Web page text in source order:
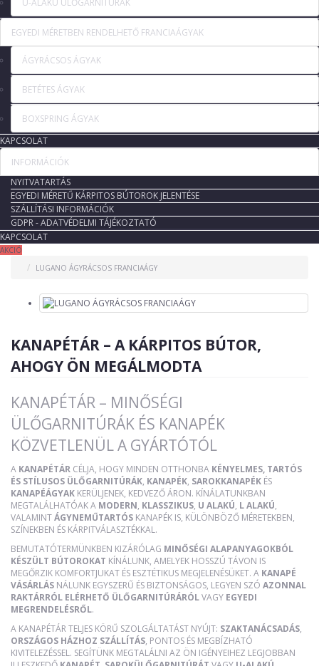
U-ALAKÚ ÜLŐGARNITÚRÁK
EGYEDI MÉRETBEN RENDELHETŐ FRANCIAÁGYAK
ÁGYRÁCSOS ÁGYAK
BETÉTES ÁGYAK
BOXSPRING ÁGYAK
KAPCSOLAT
INFORMÁCIÓK
NYITVATARTÁS
EGYEDI MÉRETŰ KÁRPITOS BÚTOROK JELENTÉSE
SZÁLLÍTÁSI INFORMÁCIÓK
GDPR - ADATVÉDELMI TÁJÉKOZTATÓ
KAPCSOLAT
AKCIÓ
LUGANO ÁGYRÁCSOS FRANCIAÁGY
KANAPÉTÁR – A KÁRPITOS BÚTOR,
AHOGY ÖN MEGÁLMODTA
KANAPÉTÁR – MINŐSÉGI
ÜLŐGARNITÚRÁK ÉS KANAPÉK
KÖZVETLENÜL A GYÁRTÓTÓL
A KANAPÉTÁR CÉLJA, HOGY MINDEN OTTHONBA KÉNYELMES, TARTÓS
ÉS STÍLUSOS ÜLŐGARNITÚRÁK, KANAPÉK, SAROKKANAPÉK ÉS
KANAPÉÁGYAK KERÜLJENEK, KEDVEZŐ ÁRON. KÍNÁLATUNKBAN
MEGTALÁLHATÓAK A MODERN, KLASSZIKUS, U ALAKÚ, L ALAKÚ,
VALAMINTÁGYNEMŰTARTÓS KANAPÉK IS, KÜLÖNBÖZŐ MÉRETEKBEN,
SZÍNEKBEN ÉS KÁRPITVÁLASZTÉKKAL.
BEMUTATÓTERMÜNKBEN KIZÁRÓLAG MINŐSÉGI ALAPANYAGOKBÓL
KÉSZÜLT BÚTOROKAT KÍNÁLUNK, AMELYEK HOSSZÚ TÁVON IS
MEGŐRZIK KOMFORTJUKAT ÉS ESZTÉTIKUS MEGJELENÉSÜKET. A KANAPÉ
VÁSÁRLÁS NÁLUNK EGYSZERŰ ÉS BIZTONSÁGOS, LEGYEN SZÓ AZONNAL
RAKTÁRRÓL ELÉRHETŐ ÜLŐGARNITÚRÁRÓLVAGY EGYEDI
MEGRENDELÉSRŐL.
A KANAPÉTÁR TELJES KÖRŰ SZOLGÁLTATÁST NYÚJT: SZAKTANÁCSADÁS,
ORSZÁGOS HÁZHOZ SZÁLLÍTÁS, PONTOS ÉS MEGBÍZHATÓ
KIVITELEZÉSSEL. SEGÍTÜNK MEGTALÁLNI AZ ÖN IGÉNYEIHEZ LEGJOBBAN